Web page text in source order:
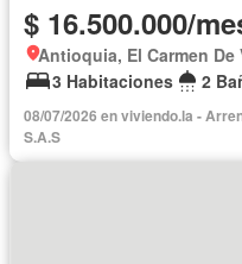
$ 16.500.000/
Antioquia, El Carmen De
3 Habitaciones
2
08/07/2026 en viviendo.la -
S.A.S